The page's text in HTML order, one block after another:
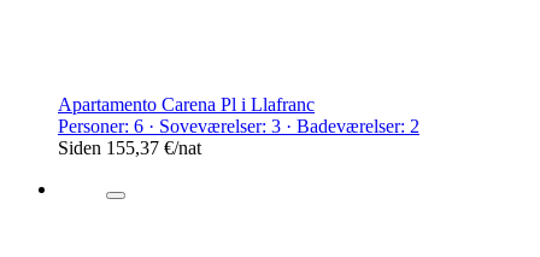
Apartamento Carena Pl i Llafranc
Personer: 6 · Soveværelser: 3 · Badeværelser: 2
Siden 155,37 €/nat